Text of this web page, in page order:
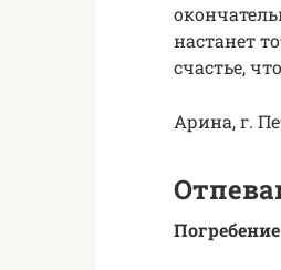
настанет
счастье,
Арина, г.
Погребение